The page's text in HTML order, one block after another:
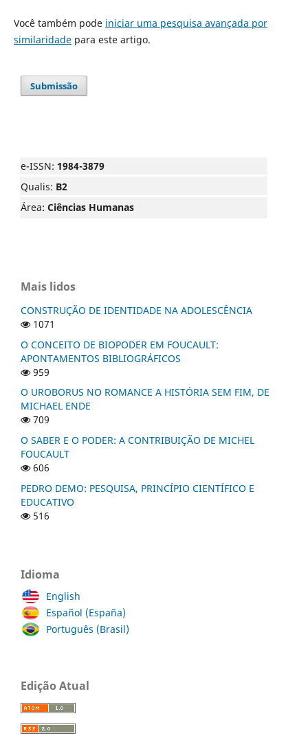
Você também pode iniciar uma pesquisa avançada por
similaridadepara este artigo.
Submissão
e-ISSN: 1984-3879
Qualis: B2
Área: Ciências Humanas
Mais lidos
CONSTRUÇÃO DE IDENTIDADE NA ADOLESCÊNCIA
1071
O CONCEITO DE BIOPODER EM FOUCAULT:
APONTAMENTOS BIBLIOGRÁFICOS
959
O UROBORUS NO ROMANCE A HISTÓRIA SEM FIM, DE
MICHAEL ENDE
709
O SABER E O PODER: A CONTRIBUIÇÃO DE MICHEL
FOUCAULT
606
PEDRO DEMO: PESQUISA, PRINCÍPIO CIENTÍFICO E
EDUCATIVO
516
Idioma
English
Español (España)
Português (Brasil)
Edição Atual